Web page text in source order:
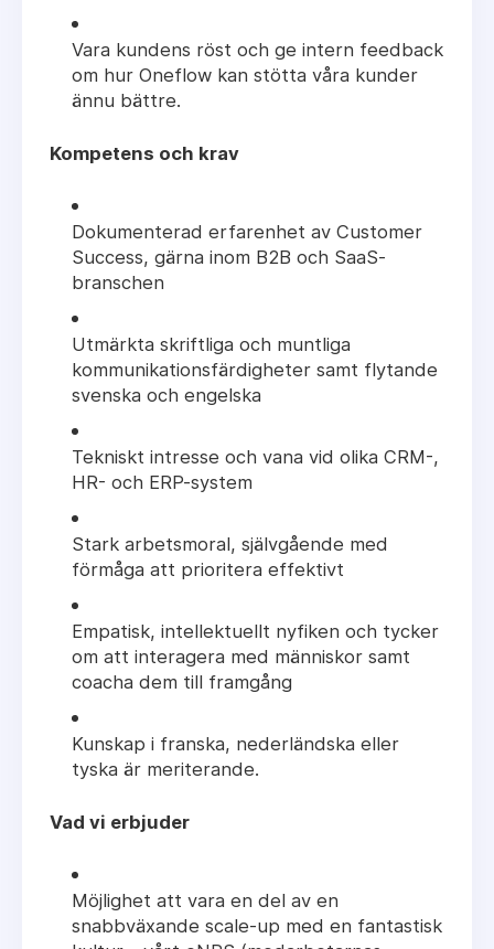
Vara kundens röst och ge intern feedback
om hur Oneflow kan stötta våra kunder
ännu bättre.
Kompetens och krav
Dokumenterad erfarenhet av Customer
Success, gärna inom B2B och SaaS-
branschen
Utmärkta skriftliga och muntliga
kommunikationsfärdigheter samt flytande
svenska och engelska
Tekniskt intresse och vana vid olika CRM-,
HR- och ERP-system
Stark arbetsmoral, självgående med
förmåga att prioritera effektivt
Empatisk, intellektuellt nyfiken och tycker
om att interagera med människor samt
coacha dem till framgång
Kunskap i franska, nederländska eller
tyska är meriterande.
Vad vi erbjuder
Möjlighet att vara en del av en
snabbväxande scale-up med en fantastisk